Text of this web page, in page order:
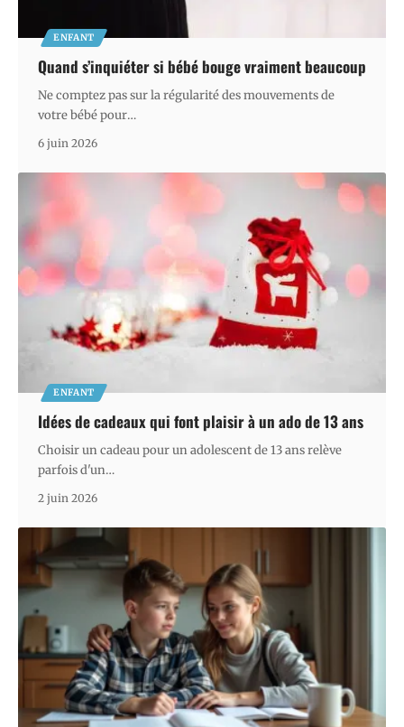
ENFANT
Quand s’inquiéter si bébé bouge vraiment beaucoup
Ne comptez pas sur la régularité des mouvements de
votre bébé pour…
6 juin 2026
ENFANT
Idées de cadeaux qui font plaisir à un ado de 13 ans
Choisir un cadeau pour un adolescent de 13 ans relève
parfois d'un…
2 juin 2026